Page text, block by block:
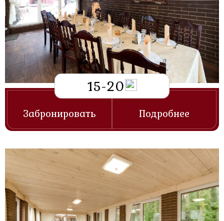
15-20
Забронировать Подробнее